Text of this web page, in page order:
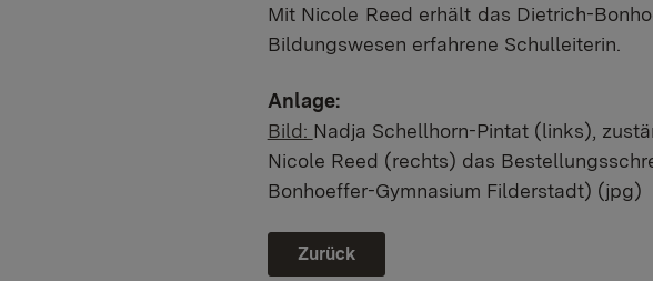
Mit Nicole Reed erhält das Dietrich-
Bildungswesen erfahrene Schulleiterin.
Anlage:
Bild: Nadja Schellhorn-Pintat (links),
Nicole Reed (rechts) das
Bonhoeffer-Gymnasium Filderstadt) (jpg)
Zurück